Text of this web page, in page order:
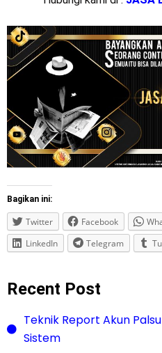
Bagikan ini:
Twitter Facebook
LinkedIn
Telegram
Recent Post
Teknik Report Akun
Sistem